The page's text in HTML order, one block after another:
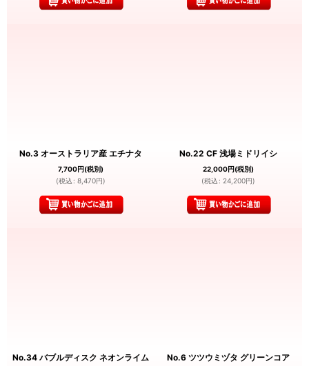
No.3 オーストラリア産 エチナタ
7,700円(税別)
(税込 : 8,470円)
No.22 CF 浅場ミドリイシ
22,000円(税別)
(税込 : 24,200円)
No.34 バブルディスク ネオンライム No.6 ツツウミヅタ グリーンコア